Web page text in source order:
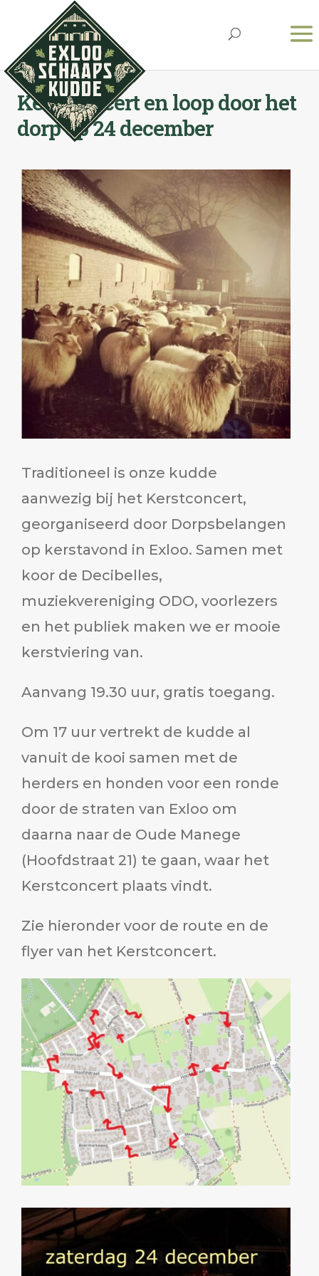
Kerstconcert en loop door het
dorp op 24 december
Traditioneel is onze kudde
aanwezig bij het Kerstconcert,
georganiseerd door Dorpsbelangen
op kerstavond in Exloo. Samen met
koor de Decibelles,
muziekvereniging ODO, voorlezers
en het publiek maken we er mooie
kerstviering van.
Aanvang 19.30 uur, gratis toegang.
Om 17 uur vertrekt de kudde al
vanuit de kooi samen met de
herders en honden voor een ronde
door de straten van Exloo om
daarna naar de Oude Manege
(Hoofdstraat 21) te gaan, waar het
Kerstconcert plaats vindt.
Zie hieronder voor de route en de
flyer van het Kerstconcert.